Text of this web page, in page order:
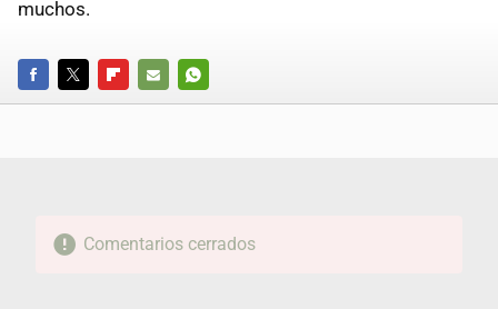
muchos.
FACEBOOKTWITTERFLIPBOARD
E-
WHATSAPP
Comentarios cerrados